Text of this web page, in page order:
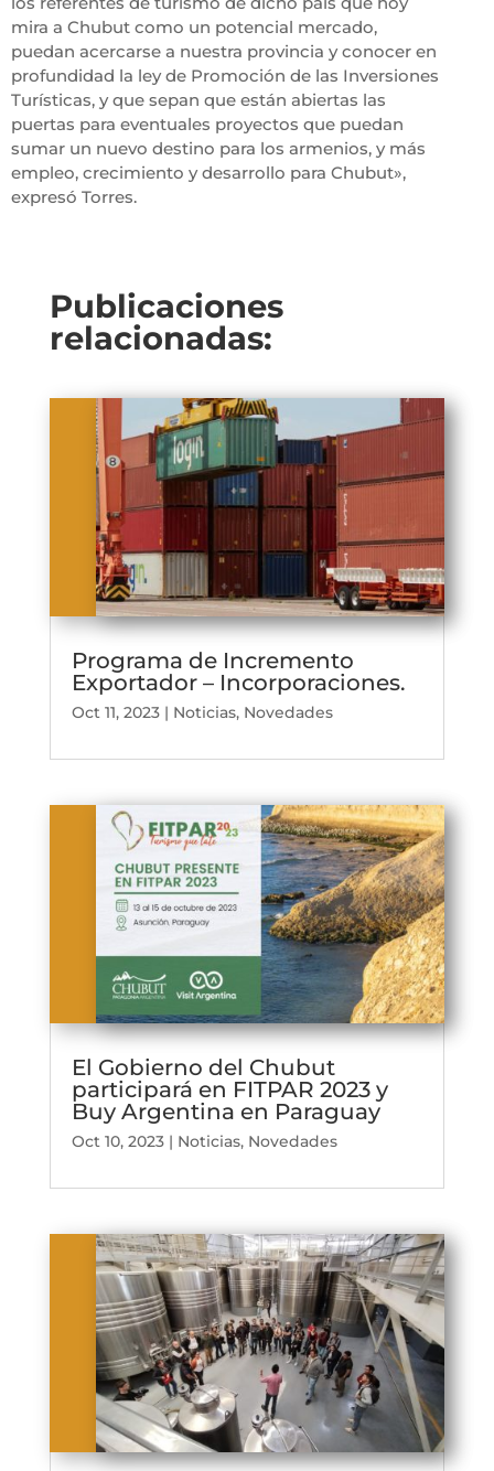
mira a Chubut como un potencial mercado,
puedan acercarse a nuestra provincia y conocer en
profundidad la ley de Promoción de las Inversiones
Turísticas, y que sepan que están abiertas las
puertas para eventuales proyectos que puedan
sumar un nuevo destino para los armenios, y más
empleo, crecimiento y desarrollo para Chubut»,
expresó Torres.
Publicaciones
relacionadas:
Programa de Incremento
Exportador – Incorporaciones.
Oct 11, 2023| Noticias, Novedades
El Gobierno del Chubut
participará en FITPAR 2023 y
Buy Argentina en Paraguay
Oct 10, 2023| Noticias, Novedades